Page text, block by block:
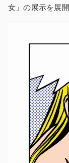
女」の展示を展開